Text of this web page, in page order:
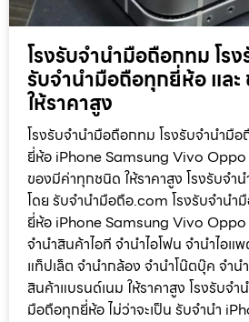
โรงรับจำนำมือถือกทม โร
รับจำนำมือถือทุกยี่ห้อ แล
ให้ราคาสูง
โรงรับจำนำมือถือกทม โรงรับจำนำมื
ยี่ห้อ iPhone Samsung Vivo
ของมีค่าทุกชนิด ให้ราคาสูง โรงรับจำ
โดย รับจํานํามือถือ.com โรงรับจำน
ยี่ห้อ iPhone Samsung Vivo
จำนำสินค้าไอที จำนำไอโฟน จำนำไอแ
แท็ปเล็ต จำนำกล้อง จำนำโน๊ตบุ๊ค จำน
สินค้าแบรนด์เนม ให้ราคาสูง โรงรับจ
มือถือทุกยี่ห้อ ไม่ว่าจะเป็น รับจำนำ